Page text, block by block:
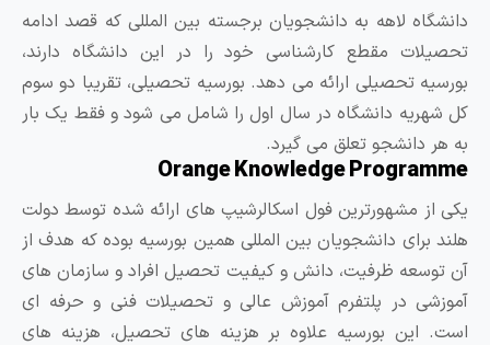
لاهه به دانشجویان برجسته بین المللی که قصد ادامه
مقطع کارشناسی خود را در این دانشگاه دارند،
تحصیلی ارائه می دهد. بورسیه تحصیلی، تقریبا دو سوم
شهریه دانشگاه در سال اول را شامل می شود و فقط یک بار
هر دانشجو تعلق می گیرد.
Orange Knowledge
از مشهورترین فول اسکالرشیپ ‌های ارائه شده توسط دولت
برای دانشجویان بین ‌المللی همین بورسیه بوده که هدف از
توسعه ظرفیت، دانش و کیفیت تحصیل افراد و سازمان‌ های
در پلتفرم آموزش عالی و تحصیلات فنی و حرفه‌ ای
این بورسیه علاوه بر هزینه‌ های تحصیل، هزینه‌ های